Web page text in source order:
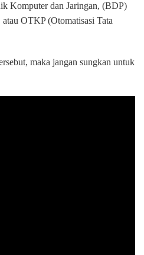
Komputer dan Jaringan, (BDP)
OTKP (Otomatisasi Tata
maka jangan sungkan untuk